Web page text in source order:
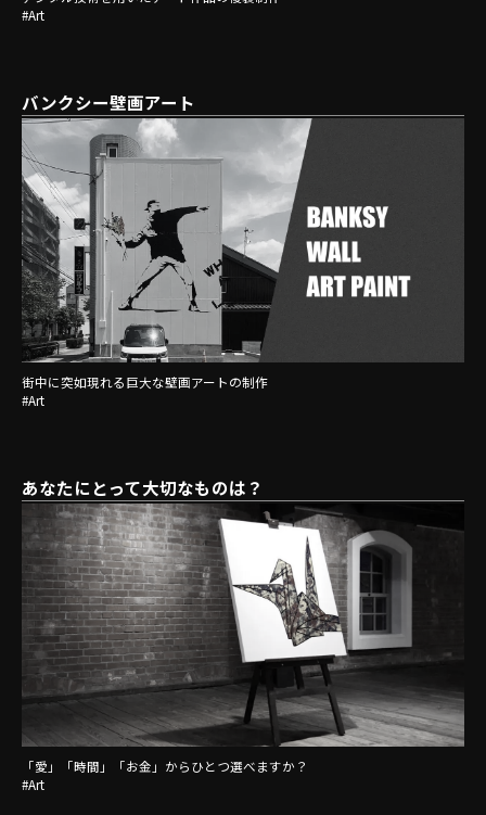
#Art
バンクシー壁画アート
街中に突如現れる巨大な壁画アートの制作
#Art
あなたにとって大切なものは？
「愛」「時間」「お金」からひとつ選べますか？
#Art
お問い合わせはこちら